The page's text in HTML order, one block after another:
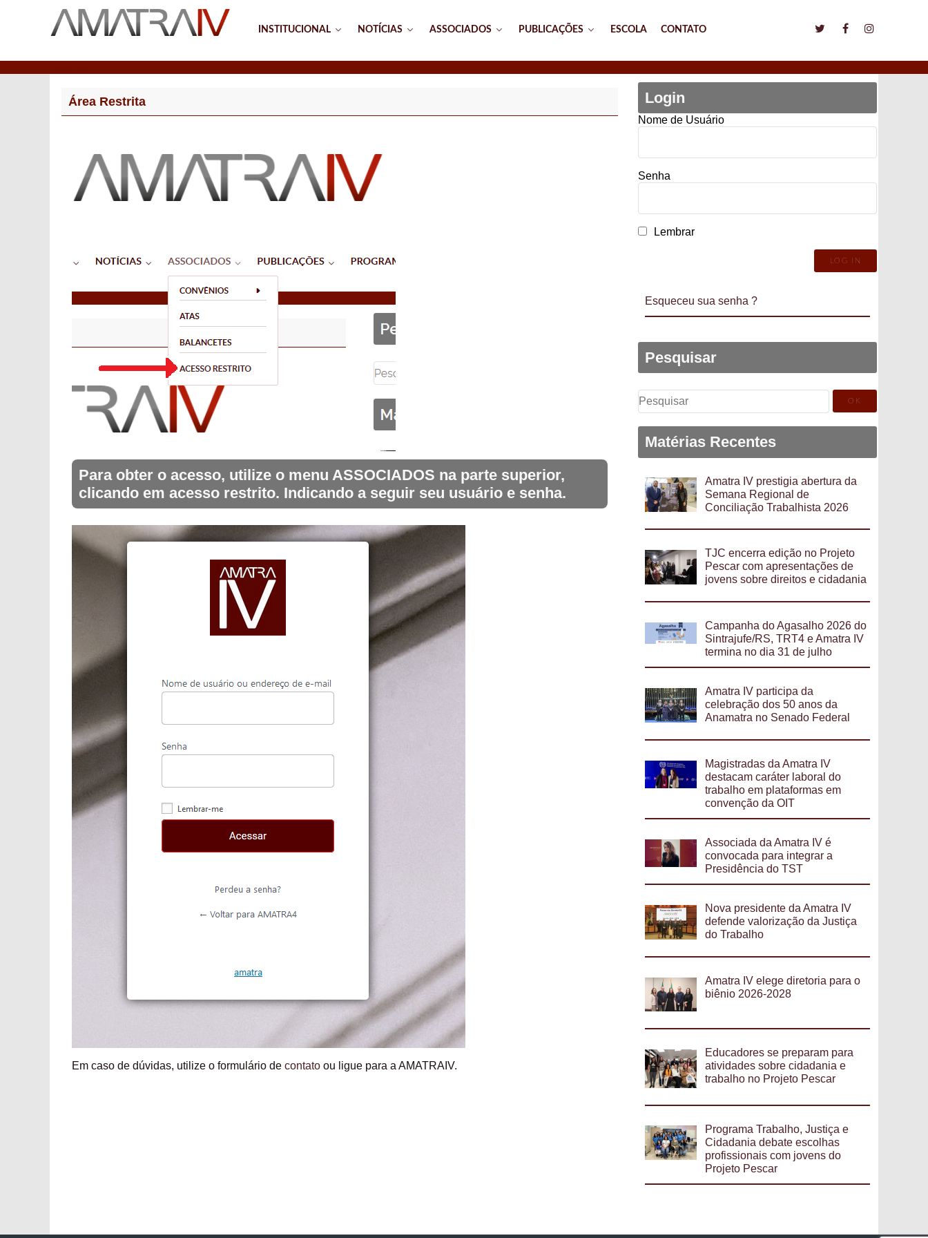
INSTITUCIONAL NOTÍCIAS ASSOCIADOS PUBLICAÇÕES ESCOLA CONTATO
Área Restrita
Para obter o acesso, utilize o menu ASSOCIADOS na parte superior,
clicando em acesso restrito. Indicando a seguir seu usuário e senha.
Em caso de dúvidas, utilize o formulário decontato ou ligue para a AMATRAIV.
Login
Nome de Usuário
Senha
Lembrar
Esqueceu sua senha ?
Pesquisar
Pesquisar
por:
Matérias Recentes
Amatra IV prestigia abertura da
Semana Regional de
Conciliação Trabalhista 2026
TJC encerra edição no Projeto
Pescar com apresentações de
jovens sobre direitos e cidadania
Campanha do Agasalho 2026 do
Sintrajufe/RS, TRT4 e Amatra IV
termina no dia 31 de julho
Amatra IV participa da
celebração dos 50 anos da
Anamatra no Senado Federal
Magistradas da Amatra IV
destacam caráter laboral do
trabalho em plataformas em
convenção da OIT
Associada da Amatra IV é
convocada para integrar a
Presidência do TST
Nova presidente da Amatra IV
defende valorização da Justiça
do Trabalho
Amatra IV elege diretoria para o
biênio 2026-2028
Educadores se preparam para
atividades sobre cidadania e
trabalho no Projeto Pescar
Programa Trabalho, Justiça e
Cidadania debate escolhas
profissionais com jovens do
Projeto Pescar